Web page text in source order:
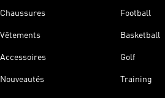
Chaussures
Vêtements
Accessoires
Nouveautés
Football
Basketball
Golf
Training